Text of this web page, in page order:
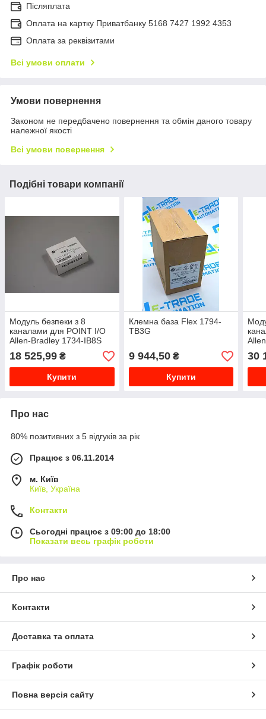
Післяплата
Оплата на картку Приватбанку 5168 7427 1992 4353
Оплата за реквізитами
Всі умови оплати
Умови повернення
Законом не передбачено повернення та обмін даного товару
належної якості
Всі умови повернення
Подібні товари компанії
Модуль безпеки з 8
каналами для POINT I/O
Allen-Bradley 1734-IB8S
18 525,99 ₴
Купити
Клемна база Flex 1794-
TB3G
9 944,50₴
Купити
30
Про нас
80% позитивних з 5 відгуків за рік
Працює з 06.11.2014
м. Київ
Київ, Україна
Контакти
Сьогодні працює з 09:00 до 18:00
Показати весь графік роботи
Про нас
Контакти
Доставка та оплата
Графік роботи
Повна версія сайту